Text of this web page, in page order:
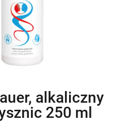
alkaliczny
250 ml